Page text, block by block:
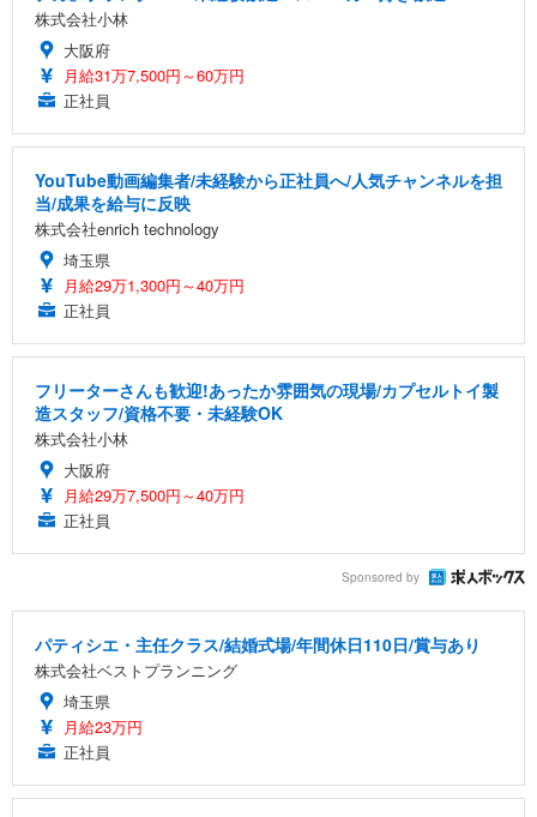
株式会社小林
大阪府
月給31万7,500円～60万円
正社員
YouTube動画編集者/未経験から正社員へ/人気チャンネルを担
当/成果を給与に反映
株式会社enrich technology
埼玉県
月給29万1,300円～40万円
正社員
フリーターさんも歓迎!あったか雰囲気の現場/カプセルトイ製
造スタッフ/資格不要・未経験OK
株式会社小林
大阪府
月給29万7,500円～40万円
正社員
Sponsored by
パティシエ・主任クラス/結婚式場/年間休日110日/賞与あり
株式会社ベストプランニング
埼玉県
月給23万円
正社員